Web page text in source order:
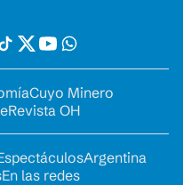
Cuyo Minero
Revista OH
Argentina
En las redes